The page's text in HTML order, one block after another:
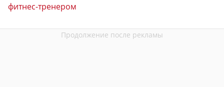
фитнес-тренером